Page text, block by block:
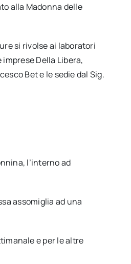
alla Madonna delle
si rivolse ai laboratori
Della Libera,
Bet e le sedie dal Sig.
l’interno ad
assomiglia ad una
e per le altre